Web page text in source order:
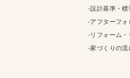
-設計基準・標
-アフターフ
-リフォーム
-家づくりの流